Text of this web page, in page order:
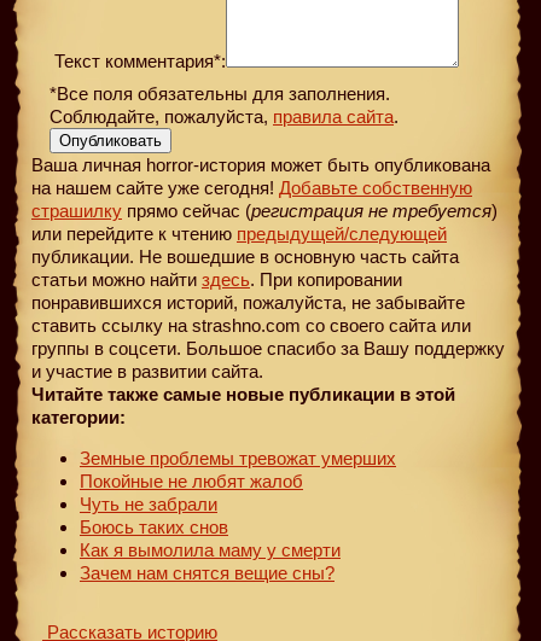
Текст комментария*:
*Все поля обязательны для заполнения.
Соблюдайте, пожалуйста, правила сайта.
Опубликовать
Ваша личная horror-история может быть опубликована
на нашем сайте уже сегодня! Добавьте собственную
страшилку прямо сейчас (регистрация не требуется)
или перейдите к чтению предыдущей/следующей
публикации. Не вошедшие в основную часть сайта
статьи можно найти здесь. При копировании
понравившихся историй, пожалуйста, не забывайте
ставить ссылку на strashno.com со своего сайта или
группы в соцсети. Большое спасибо за Вашу поддержку
и участие в развитии сайта.
Читайте также самые новые публикации в этой
категории:
Земные проблемы тревожат умерших
Покойные не любят жалоб
Чуть не забрали
Боюсь таких снов
Как я вымолила маму у смерти
Зачем нам снятся вещие сны?
Рассказать историю